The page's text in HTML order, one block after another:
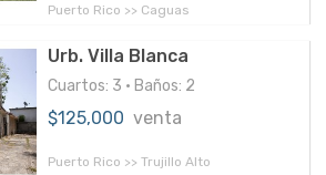
Puerto Rico >> Caguas
Urb. Villa Blanca
Cuartos: 3 • Baños: 2
$125,000 venta
Puerto Rico >> Trujillo Alto